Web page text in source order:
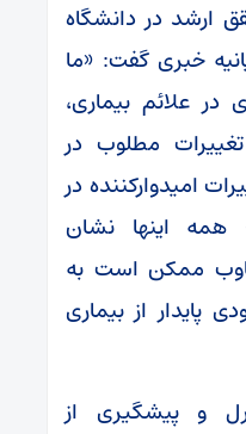
ارشد در دانشگاه
خبری گفت: «ما
در علائم بیماری،
مطلوب در
امیدوارکننده در
همه اینها نشان
ممکن است به
پایدار از بیماری
و پیشگیری از